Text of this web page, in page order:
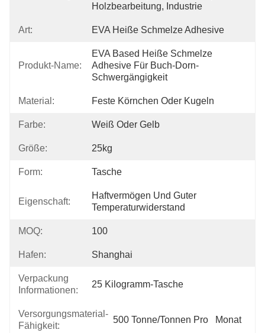
Holzbearbeitung, Industrie
Art: EVA Heiße Schmelze Adhesive
Produkt-Name:
EVA Based Heiße Schmelze
Adhesive Für Buch-Dorn-
Schwergängigkeit
Material: Feste Körnchen Oder Kugeln
Farbe: Weiß Oder Gelb
Größe: 25kg
Form: Tasche
Eigenschaft:
Haftvermögen Und Guter
Temperaturwiderstand
MOQ: 100
Hafen: Shanghai
Verpackung
Informationen:
25 Kilogramm-Tasche
Versorgungsmaterial-
Fähigkeit:
500 Tonne/Tonnen Pro   Monat